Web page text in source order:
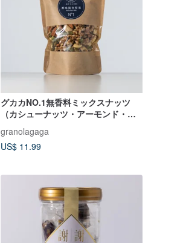
グカカNO.1無香料ミックスナッツ
（カシューナッツ・アーモンド・ク
granolagaga
US$ 11.99